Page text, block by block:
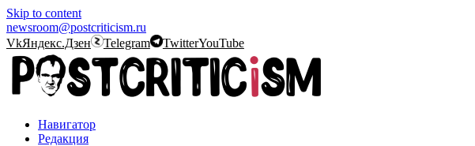
Skip to content
newsroom@postcriticism.ru
VkЯндекс.Дзен Telegram TwitterYouTube
Навигатор
Редакция